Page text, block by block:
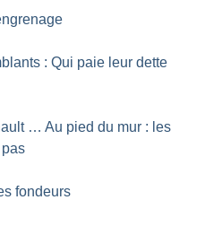
: Qui paie leur dette
… Au pied du mur : les
fondeurs